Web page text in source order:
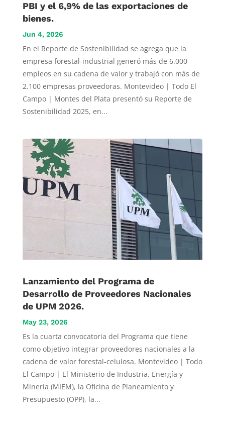
PBI y el 6,9% de las exportaciones de
bienes.
Jun 4, 2026
En el Reporte de Sostenibilidad se agrega que la
empresa forestal-industrial generó más de 6.000
empleos en su cadena de valor y trabajó con más de
2.100 empresas proveedoras. Montevideo | Todo El
Campo | Montes del Plata presentó su Reporte de
Sostenibilidad 2025, en...
Lanzamiento del Programa de
Desarrollo de Proveedores Nacionales
de UPM 2026.
May 23, 2026
Es la cuarta convocatoria del Programa que tiene
como objetivo integrar proveedores nacionales a la
cadena de valor forestal-celulosa. Montevideo | Todo
El Campo | El Ministerio de Industria, Energía y
Minería (MIEM), la Oficina de Planeamiento y
Presupuesto (OPP), la...